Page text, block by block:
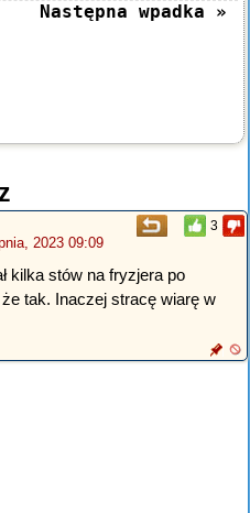
Następna wpadka »
3
2023 09:09
kilka stów na fryzjera po
tak. Inaczej stracę wiarę w